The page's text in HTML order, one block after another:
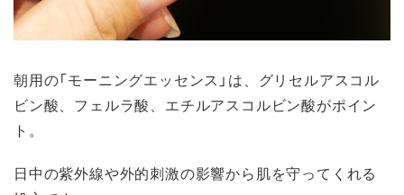
朝用の「モーニングエッセンス」は、グリセルアスコル
ビン酸、フェルラ酸、エチルアスコルビン酸がポイン
ト。
日中の紫外線や外的刺激の影響から肌を守ってくれる